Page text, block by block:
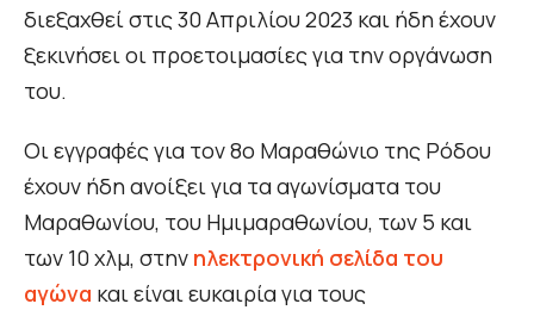
διεξαχθεί στις 30 Απριλίου 2023 και ήδη έχουν
ξεκινήσει οι προετοιμασίες για την οργάνωση
του.
Οι εγγραφές για τον 8ο Μαραθώνιο της Ρόδου
έχουν ήδη ανοίξει για τα αγωνίσματα του
Μαραθωνίου, του Ημιμαραθωνίου, των 5 και
των 10 χλμ, στην ηλεκτρονική σελίδα του
αγώνα και είναι ευκαιρία για τους